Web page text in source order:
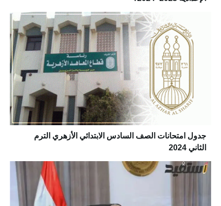
جدول امتحانات الصف السادس الابتدائي الأزهري الترم
الثاني 2024